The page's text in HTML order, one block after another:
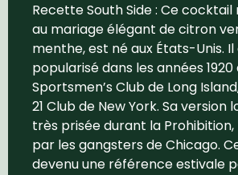
Recette South Side : Ce
au mariage élégant de citron
menthe, est né aux États-Unis.
popularisé dans les années 1920
Sportsmen’s Club de Long
21 Club de New York. Sa version
très prisée durant la
par les gangsters de Chicago.
devenu une référence estivale